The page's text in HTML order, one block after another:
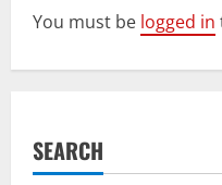
i
g
t
You must be logged in
SEARCH